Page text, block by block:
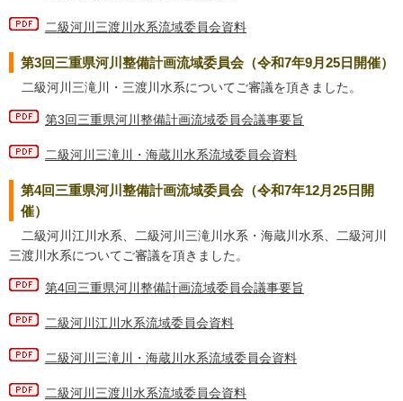
二級河川三渡川水系流域委員会資料
第3回三重県河川整備計画流域委員会（令和7年9月25日開催）
二級河川三滝川・三渡川水系についてご審議を頂きました。
第3回三重県河川整備計画流域委員会議事要旨
二級河川三滝川・海蔵川水系流域委員会資料
第4回三重県河川整備計画流域委員会（令和7年12月25日開
催）
二級河川江川水系、二級河川三滝川水系・海蔵川水系、二級河川
三渡川水系についてご審議を頂きました。
第4回三重県河川整備計画流域委員会議事要旨
二級河川江川水系流域委員会資料
二級河川三滝川・海蔵川水系流域委員会資料
二級河川三渡川水系流域委員会資料